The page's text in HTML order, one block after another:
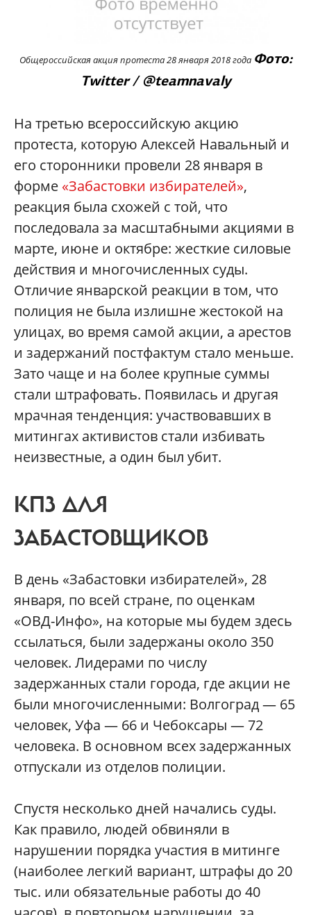
Общероссийская акция протеста 28 января 2018 года Фото:
Twitter / @teamnavaly
На третью всероссийскую акцию
протеста, которую Алексей Навальный и
его сторонники провели 28 января в
форме «Забастовки избирателей»,
реакция была схожей c той, что
последовала за масштабными акциями в
марте, июне и октябре: жесткие силовые
действия и многочисленных суды.
Отличие январской реакции в том, что
полиция не была излишне жестокой на
улицах, во время самой акции, а арестов
и задержаний постфактум стало меньше.
Зато чаще и на более крупные суммы
стали штрафовать. Появилась и другая
мрачная тенденция: участвовавших в
митингах активистов стали избивать
неизвестные, а один был убит.
КПЗ ДЛЯ
ЗАБАСТОВЩИКОВ
В день «Забастовки избирателей», 28
января, по всей стране, по оценкам
«ОВД-Инфо», на которые мы будем здесь
ссылаться, были задержаны около 350
человек. Лидерами по числу
задержанных стали города, где акции не
были многочисленными: Волгоград — 65
человек, Уфа — 66 и Чебоксары — 72
человека. В основном всех задержанных
отпускали из отделов полиции.
Спустя несколько дней начались суды.
Как правило, людей обвиняли в
нарушении порядка участия в митинге
(наиболее легкий вариант, штрафы до 20
тыс. или обязательные работы до 40